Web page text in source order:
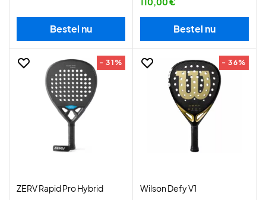
Bestel nu Bestel nu
- 31%
ZERV Rapid Pro Hybrid
- 36%
Wilson Defy V1